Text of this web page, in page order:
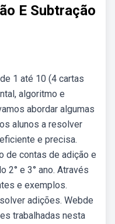
E Subtração
1 até 10 (4 cartas
algoritmo e
abordar algumas
alunos a resolver
e precisa.
de contas de adição e
2° e 3° ano. Através
e exemplos.
adições. Webde
trabalhadas nesta